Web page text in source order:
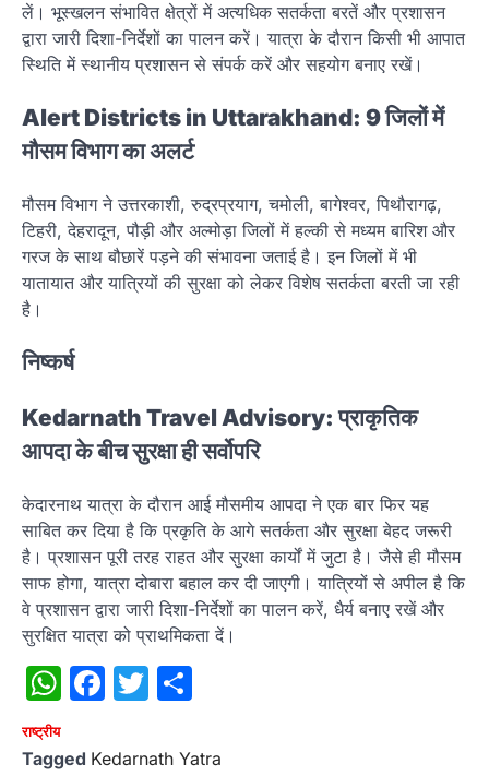
लें। भूस्खलन संभावित क्षेत्रों में अत्यधिक सतर्कता बरतें और प्रशासन
द्वारा जारी दिशा-निर्देशों का पालन करें। यात्रा के दौरान किसी भी आपात
स्थिति में स्थानीय प्रशासन से संपर्क करें और सहयोग बनाए रखें।
Alert Districts in Uttarakhand: 9 जिलों में
मौसम विभाग का अलर्ट
मौसम विभाग ने उत्तरकाशी, रुद्रप्रयाग, चमोली, बागेश्वर, पिथौरागढ़,
टिहरी, देहरादून, पौड़ी और अल्मोड़ा जिलों में हल्की से मध्यम बारिश और
गरज के साथ बौछारें पड़ने की संभावना जताई है। इन जिलों में भी
यातायात और यात्रियों की सुरक्षा को लेकर विशेष सतर्कता बरती जा रही
है।
निष्कर्ष
Kedarnath Travel Advisory: प्राकृतिक
आपदा के बीच सुरक्षा ही सर्वोपरि
केदारनाथ यात्रा के दौरान आई मौसमीय आपदा ने एक बार फिर यह
साबित कर दिया है कि प्रकृति के आगे सतर्कता और सुरक्षा बेहद जरूरी
है। प्रशासन पूरी तरह राहत और सुरक्षा कार्यों में जुटा है। जैसे ही मौसम
साफ होगा, यात्रा दोबारा बहाल कर दी जाएगी। यात्रियों से अपील है कि
वे प्रशासन द्वारा जारी दिशा-निर्देशों का पालन करें, धैर्य बनाए रखें और
सुरक्षित यात्रा को प्राथमिकता दें।
WhatsApp
Facebook
Twitter
राष्‍ट्रीय
Tagged Kedarnath Yatra